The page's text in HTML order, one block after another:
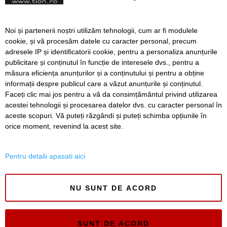
Pentru Cupio, România e
ACASĂ. Brandul timișorean
susține Spitalul de Boli
Infecțioase „Victor Babeș”
Înapoi Înainte
SERVICII Redactia
Folosinta Cookie-urilor
Noi și partenerii noștri utilizăm tehnologii, cum ar fi modulele
cookie, și vă procesăm datele cu caracter personal, precum
adresele IP și identificatorii cookie, pentru a personaliza anunțurile
publicitare și conținutul în funcție de interesele dvs., pentru a
măsura eficiența anunțurilor și a conținutului și pentru a obține
informații despre publicul care a văzut anunțurile și conținutul.
Faceți clic mai jos pentru a vă da consimțământul privind utilizarea
acestei tehnologii și procesarea datelor dvs. cu caracter personal în
aceste scopuri. Vă puteți răzgândi și puteți schimba opțiunile în
orice moment, revenind la acest site.
Pentru detalii apasati aici
NU SUNT DE ACORD
SUNT DE ACORD